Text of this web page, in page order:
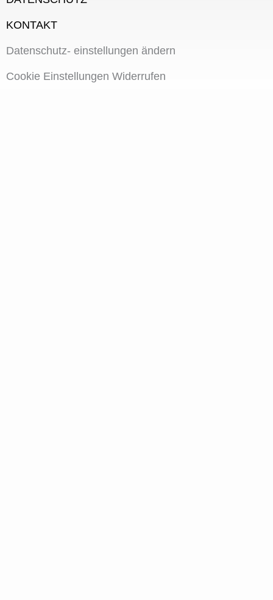
KONTAKT
Datenschutz- einstellungen ändern
Cookie Einstellungen Widerrufen